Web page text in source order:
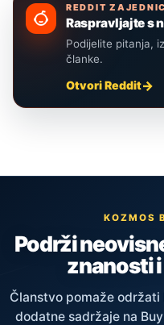
REDDIT
Raspravljajte s
Podijelite pitanja,
članke.
Otvori Reddit
KOZMOS
Podrži
znanosti
Članstvo pomaže
dodatne sadržaje na